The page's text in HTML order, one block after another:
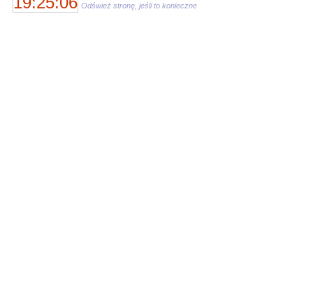
Odśwież stronę, jeśli to konieczne